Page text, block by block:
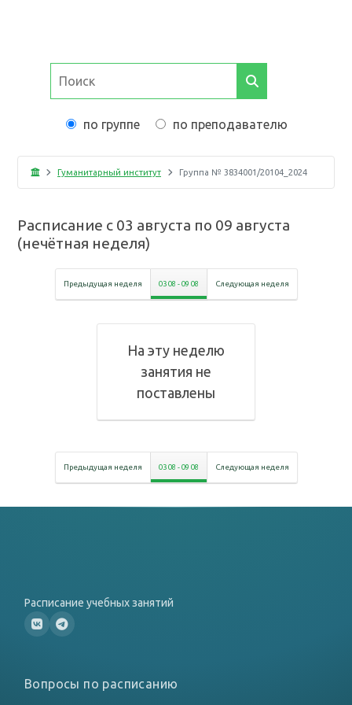
по группе по преподавателю
Гуманитарный институт Группа № 3834001/20104_2024
Расписание с 03 августа по 09 августа
(нечётная неделя)
Предыдущая неделя 03 08 -09 08 Следующая неделя
На эту неделю
занятия не
поставлены
Предыдущая неделя 03 08 -09 08 Следующая неделя
Расписание учебных занятий
Вопросы по расписанию